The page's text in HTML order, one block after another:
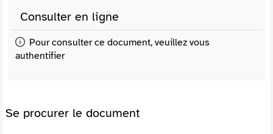
Consulter en ligne
Pour consulter ce document, veuillez vous
authentifier
Se procurer le document